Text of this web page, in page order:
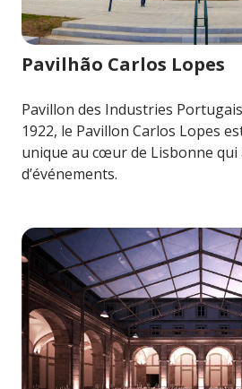
Image pour Pavilhão Carlos Lopes
Pavilhão Carlos Lopes
Pavillon des Industries
1922, le Pavillon Carlos Lopes
unique au cœur de Lisbonne qui
d’événements.